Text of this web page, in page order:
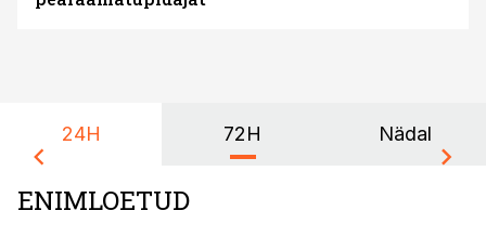
24H 72H Nädal
ENIMLOETUD